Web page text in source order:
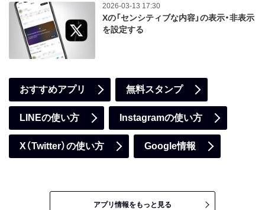
2026-03-13 17:30
Xの「センシティブな内容」の表示・非表示
を設定する
おすすめアプリ 無料スタンプ
LINEの使い方 Instagramの使い方
X（Twitter）の使い方 Google情報
アプリ情報をもっと見る